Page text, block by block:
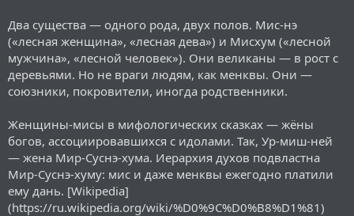
Два существа — одного рода, двух полов. Мис-нэ
(«лесная женщина», «лесная дева») и Мисхум («лесной
мужчина», «лесной человек»). Они великаны — в рост с
деревьями. Но не враги людям, как менквы. Они —
союзники, покровители, иногда родственники.
Женщины-мисы в мифологических сказках — жёны
богов, ассоциировавшихся с идолами. Так, Ур-миш-ней
— жена Мир-Суснэ-хума. Иерархия духов подвластна
Мир-Суснэ-хуму: мис и даже менквы ежегодно платили
ему дань. [Wikipedia]
(https://ru.wikipedia.org/wiki/%D0%9C%D0%B8%D1%81)